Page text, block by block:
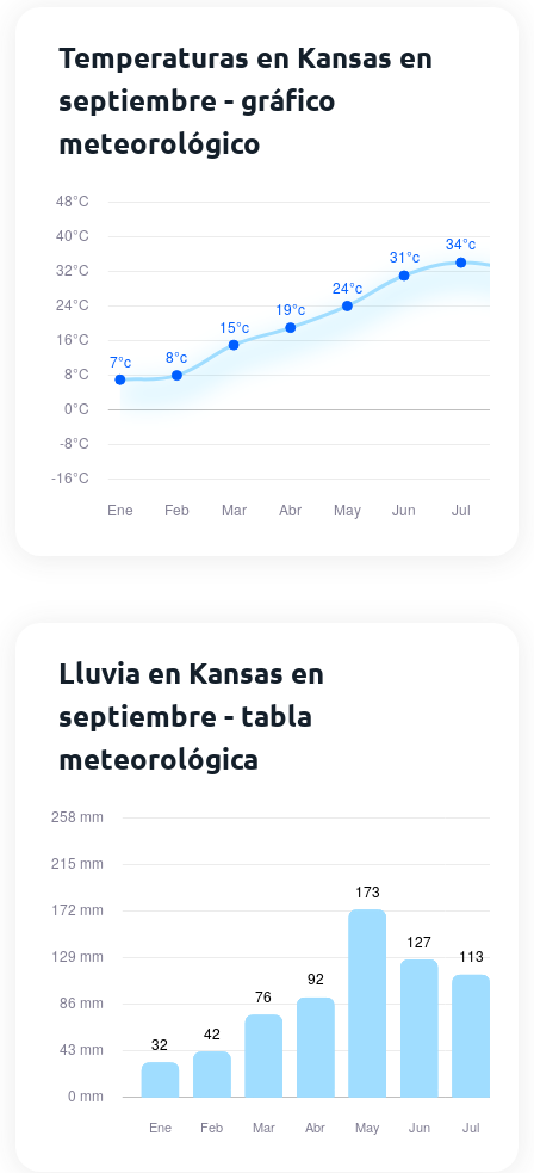
Temperaturas en Kansas en
septiembre - gráfico
meteorológico
Lluvia en Kansas en
septiembre - tabla
meteorológica